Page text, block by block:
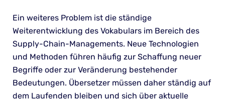
Ein weiteres Problem ist die ständige
Weiterentwicklung des Vokabulars im Bereich des
Supply-Chain-Managements. Neue Technologien
und Methoden führen häufig zur Schaffung neuer
Begriffe oder zur Veränderung bestehender
Bedeutungen. Übersetzer müssen daher ständig auf
dem Laufenden bleiben und sich über aktuelle